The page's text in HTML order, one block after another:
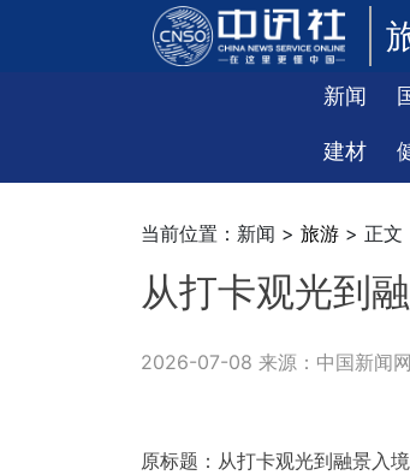
新闻
建材
当前位置：新闻 > 旅游 > 正文
从打卡观光到
2026-07-08 来源：中国新闻网
原标题：从打卡观光到融景入